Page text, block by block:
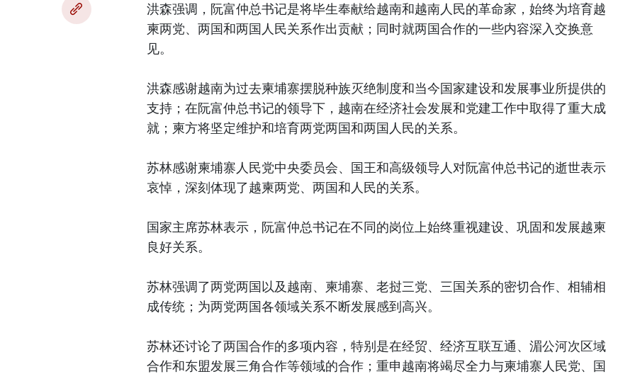
洪森强调，阮富仲总书记是将毕生奉献给越南和越南人民的革命家，始终为培育越
柬两党、两国和两国人民关系作出贡献；同时就两国合作的一些内容深入交换意
见。
洪森感谢越南为过去柬埔寨摆脱种族灭绝制度和当今国家建设和发展事业所提供的
支持；在阮富仲总书记的领导下，越南在经济社会发展和党建工作中取得了重大成
就；柬方将坚定维护和培育两党两国和两国人民的关系。
苏林感谢柬埔寨人民党中央委员会、国王和高级领导人对阮富仲总书记的逝世表示
哀悼，深刻体现了越柬两党、两国和人民的关系。
国家主席苏林表示，阮富仲总书记在不同的岗位上始终重视建设、巩固和发展越柬
良好关系。
苏林强调了两党两国以及越南、柬埔寨、老挝三党、三国关系的密切合作、相辅相
成传统；为两党两国各领域关系不断发展感到高兴。
苏林还讨论了两国合作的多项内容，特别是在经贸、经济互联互通、湄公河次区域
合作和东盟发展三角合作等领域的合作；重申越南将竭尽全力与柬埔寨人民党、国